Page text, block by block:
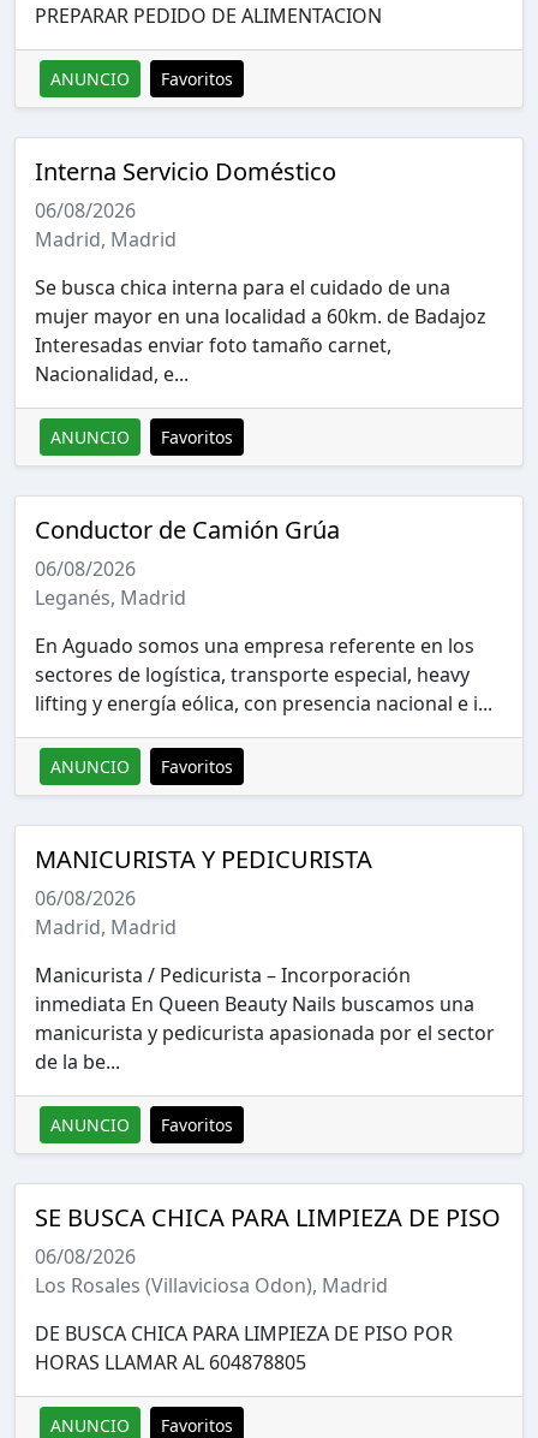
PREPARAR PEDIDO DE ALIMENTACION
ANUNCIO Favoritos
Interna Servicio Doméstico
06/08/2026
Madrid, Madrid
Se busca chica interna para el cuidado de una
mujer mayor en una localidad a 60km. de Badajoz
Interesadas enviar foto tamaño carnet,
Nacionalidad, e...
ANUNCIO Favoritos
Conductor de Camión Grúa
06/08/2026
Leganés, Madrid
En Aguado somos una empresa referente en los
sectores de logística, transporte especial, heavy
lifting y energía eólica, con presencia nacional e i...
ANUNCIO Favoritos
MANICURISTA Y PEDICURISTA
06/08/2026
Madrid, Madrid
Manicurista / Pedicurista – Incorporación
inmediata En Queen Beauty Nails buscamos una
manicurista y pedicurista apasionada por el sector
de la be...
ANUNCIO Favoritos
SE BUSCA CHICA PARA LIMPIEZA DE PISO
06/08/2026
Los Rosales (Villaviciosa Odon), Madrid
DE BUSCA CHICA PARA LIMPIEZA DE PISO POR
HORAS LLAMAR AL 604878805
ANUNCIO Favoritos